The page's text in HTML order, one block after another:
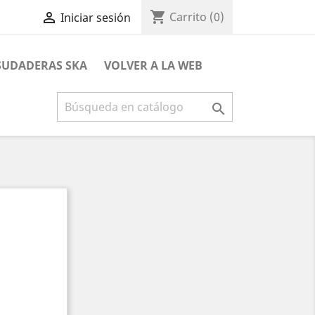
 Iniciar sesión shopping_cart Carrito (0)
SKA VOLVER A LA WEB
